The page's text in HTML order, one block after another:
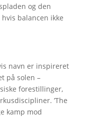
og den
balancen ikke
navn er inspireret
på solen –
forestillinger,
’The
kamp mod